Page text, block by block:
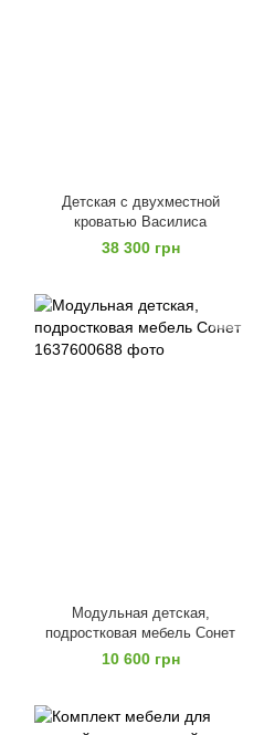
Детская с двухместной
кроватью Василиса
38 300 грн
Модульная детская,
подростковая мебель Сонет
10 600 грн